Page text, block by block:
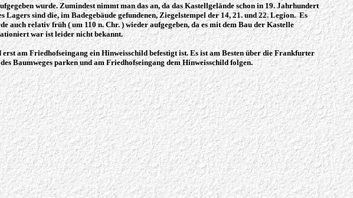
wurde. Zumindest nimmt man das an, da das Kastellgelände schon in 19. Jahrhundert
sind die, im Badegebäude gefundenen, Ziegelstempel der 14, 21. und 22. Legion. Es
auch relativ früh ( um 110 n. Chr. ) wieder aufgegeben, da es mit dem Bau der Kastelle
war ist leider nicht bekannt.
am Friedhofseingang ein Hinweisschild befestigt ist. Es ist am Besten über die Frankfurter
Baumweges parken und am Friedhofseingang dem Hinweisschild folgen.